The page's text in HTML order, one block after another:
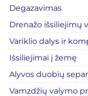
Degazavimas
Drenažo išsiliejimų
Variklio dalys ir
Išsiliejimai į žemę
Alyvos duobių
Vamzdžių valymo